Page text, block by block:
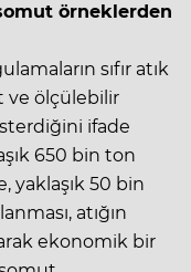
örneklerden
sıfır atık
ve ölçülebilir
ifade
650 bin ton
yaklaşık 50 bin
atığın
ekonomik bir